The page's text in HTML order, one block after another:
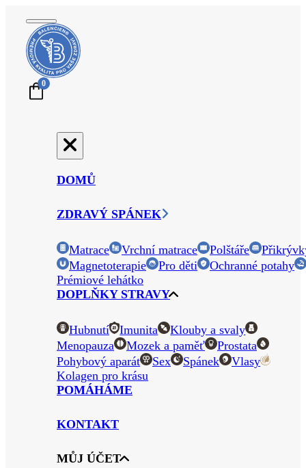
0
DOMŮ
ZDRAVÝ SPÁNEK
Matrace Vrchní matrace Polštáře
Magnetoterapie
Pro děti
Ochranné potahy
Prémiové lehátko
DOPLŇKY STRAVY
Hubnutí Imunita
Klouby a svaly
Menopauza
Mozek a paměť
Prostata
Pohybový aparát
Sex Spánek
Vlasy
Kolagen pro krásu
POMÁHÁME
KONTAKT
MŮJ ÚČET